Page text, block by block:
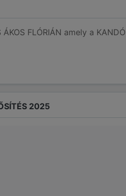
FLÓRIÁN amely a
2025